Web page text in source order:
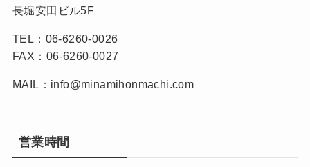
長堀安田ビル5F
TEL：06-6260-0026
FAX：06-6260-0027
MAIL：info@minamihonmachi.com
営業時間